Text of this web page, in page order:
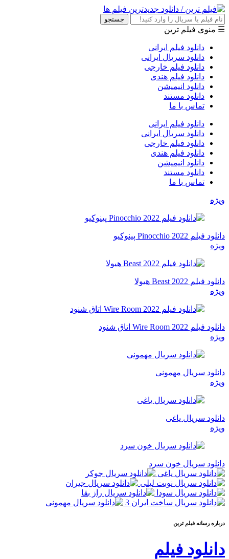
جستجو
☰ منوی فیلم ترین
دانلود فیلم ایرانی
دانلود سریال ایرانی
دانلود فیلم خارجی
دانلود فیلم هندی
دانلود انیمیشن
دانلود مستند
تماس با ما
دانلود فیلم ایرانی
دانلود سریال ایرانی
دانلود فیلم خارجی
دانلود فیلم هندی
دانلود انیمیشن
دانلود مستند
تماس با ما
ویژه
دانلود فیلم Pinocchio 2022 پینوکیو
ویژه
دانلود فیلم Beast 2022 هیولا
ویژه
دانلود فیلم Wire Room 2022 اتاق شنود
ویژه
دانلود سریال مهمونی
ویژه
دانلود سریال یاغی
ویژه
دانلود سریال خون سرد
درباره رسانه فيلم ترين
دانلود فیلم